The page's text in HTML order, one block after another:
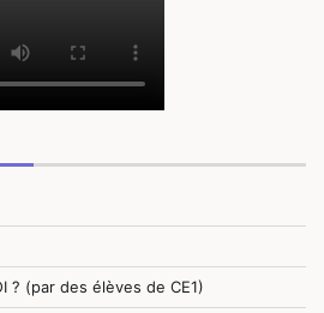
? (par des élèves de CE1)